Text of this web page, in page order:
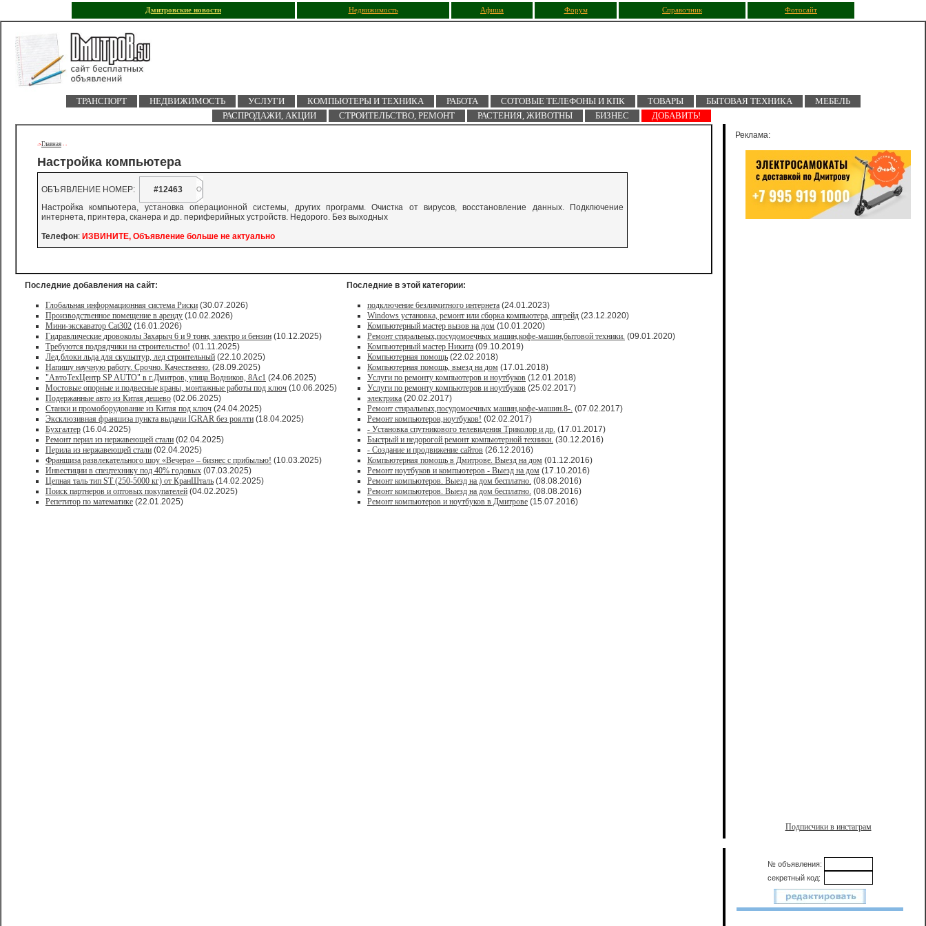
Дмитровские новости Недвижимость Афиша Форум Справочник Фотосайт
ТРАНСПОРТ НЕДВИЖИМОСТЬ УСЛУГИ КОМПЬЮТЕРЫ И ТЕХНИКА РАБОТА СОТОВЫЕ ТЕЛЕФОНЫ И КПК ТОВАРЫ БЫТОВАЯ ТЕХНИКА
МЕБЕЛЬ
РАСПРОДАЖИ, АКЦИИ
СТРОИТЕЛЬСТВО, РЕМОНТ РАСТЕНИЯ, ЖИВОТНЫ БИЗНЕС ДОБАВИТЬ!
->Главная - -
Настройка компьютера
ОБЪЯВЛЕНИЕ НОМЕР:
#12463
Настройка компьютера, установка операционной системы, других программ. Очистка от вирусов, восстановление данных. Подключение
интернета, принтера, сканера и др. периферийных устройств. Недорого. Без выходных
Телефон: ИЗВИНИТЕ, Объявление больше не актуально
Последние добавления на сайт:
Глобальная информационная система Риски (30.07.2026)
Производственное помещение в аренду (10.02.2026)
Мини-экскаватор Cat302 (16.01.2026)
Гидравлические дровоколы Захарыч 6 и 9 тонн, электро и бензин (10.12.2025)
Требуются подрядчики на строительство! (01.11.2025)
Лед,блоки льда для скульптур, лед строительный (22.10.2025)
Напишу научную работу. Срочно. Качественно. (28.09.2025)
"АвтоТехЦентр SP AUTO" в г.Дмитров, улица Водников, 8Ас1 (24.06.2025)
Мостовые опорные и подвесные краны, монтажные работы под ключ (10.06.2025)
Подержанные авто из Китая дешево (02.06.2025)
Станки и промоборудование из Китая под ключ (24.04.2025)
Эксклюзивная франшиза пункта выдачи IGRAR без роялти (18.04.2025)
Бухгалтер (16.04.2025)
Ремонт перил из нержавеющей стали (02.04.2025)
Перила из нержавеющей стали (02.04.2025)
Франшиза развлекательного шоу «Вечера» – бизнес с прибылью! (10.03.2025)
Инвестиции в спецтехнику под 40% годовых (07.03.2025)
Цепная таль тип ST (250-5000 кг) от КранШталь (14.02.2025)
Поиск партнеров и оптовых покупателей (04.02.2025)
Репетитор по математике (22.01.2025)
Последние в этой категории:
подключение безлимитного интернета (24.01.2023)
Windows установка, ремонт или сборка компьютера, апгрейд (23.12.2020)
Компьютерный мастер вызов на дом (10.01.2020)
Ремонт стиральных,посудомоечных машин,кофе-машин,бытовой техники. (09.01.2020)
Компьютерный мастер Никита (09.10.2019)
Компьютерная помощь (22.02.2018)
Компьютерная помощь, выезд на дом (17.01.2018)
Услуги по ремонту компьютеров и ноутбуков (12.01.2018)
Услуги по ремонту компьютеров и ноутбуков (25.02.2017)
электрика (20.02.2017)
Ремонт стиральных,посудомоечных машин,кофе-машин.8-. (07.02.2017)
Ремонт компьютеров,ноутбуков! (02.02.2017)
- Установка спутникового телевидения Триколор и др. (17.01.2017)
Быстрый и недорогой ремонт компьютерной техники. (30.12.2016)
- Создание и продвижение сайтов (26.12.2016)
Компьютерная помощь в Дмитрове. Выезд на дом (01.12.2016)
Ремонт ноутбуков и компьютеров - Выезд на дом (17.10.2016)
Ремонт компьютеров. Выезд на дом бесплатно. (08.08.2016)
Ремонт компьютеров. Выезд на дом бесплатно. (08.08.2016)
Ремонт компьютеров и ноутбуков в Дмитрове (15.07.2016)
Реклама:
Подписчики в инстаграм
№ объявления:
секретный код: